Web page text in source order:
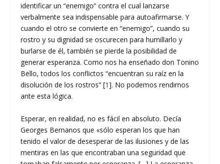
identificar un “enemigo” contra el cual lanzarse
verbalmente sea indispensable para autoafirmarse. Y
cuando el otro se convierte en “enemigo”, cuando su
rostro y su dignidad se oscurecen para humillarlo y
burlarse de él, también se pierde la posibilidad de
generar esperanza. Como nos ha enseñado don Tonino
Bello, todos los conflictos “encuentran su raíz en la
disolución de los rostros” [1]. No podemos rendirnos
ante esta lógica.
Esperar, en realidad, no es fácil en absoluto. Decía
Georges Bernanos que «sólo esperan los que han
tenido el valor de desesperar de las ilusiones y de las
mentiras en las que encontraban una seguridad que